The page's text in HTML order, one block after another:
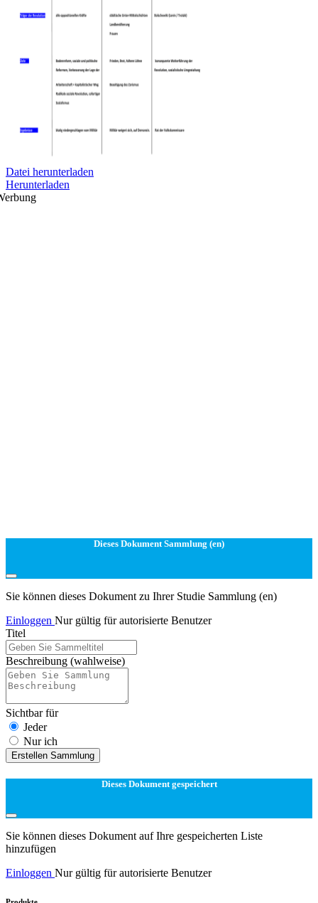
Datei herunterladen
Herunterladen
Dieses Dokument Sammlung (en)
Sie können dieses Dokument zu Ihrer Studie Sammlung (en)
Einloggen Nur gültig für autorisierte Benutzer
Titel
Beschreibung (wahlweise)
Sichtbar für
Jeder
Nur ich
Erstellen Sammlung
Dieses Dokument gespeichert
Sie können dieses Dokument auf Ihre gespeicherten Liste
hinzufügen
Einloggen Nur gültig für autorisierte Benutzer